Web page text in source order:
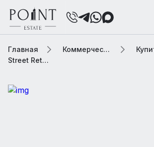
Главная Коммерческая элитная недвижимость
Street Retail, 47 м2 В жилом доме «Skyview (Скайвью)»